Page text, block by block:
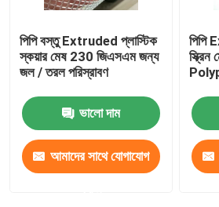
পিপি বস্তু Extruded প্লাস্টিক
স্কয়ার মেষ 230 জিএসএম জন্য
জল / তরল পরিস্রাবণ
ভালো দাম
আমাদের সাথে যোগাযোগ
পিপি